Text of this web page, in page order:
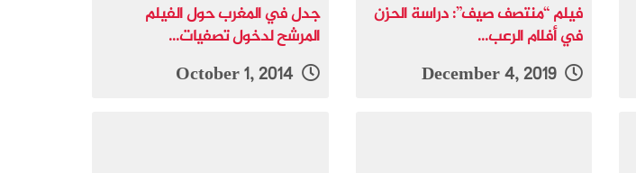
فيلم “منتصف صيف”: دراسة الحزن
في أفلام الرعب...
December 4, 2019
جدل في المغرب حول الفيلم
المرشح لدخول تصفيات...
October 1, 2014